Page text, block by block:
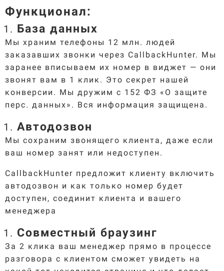
Функционал:
База данных
Мы храним телефоны 12 млн. людей
заказавших звонки через CallbackHunter. Мы
заранее вписываем их номер в виджет — они
звонят вам в 1 клик. Это секрет нашей
конверсии. Мы дружим с 152 ФЗ «О защите
перс. данных». Вся информация защищена.
Автодозвон
Мы сохраним звонящего клиента, даже если
ваш номер занят или недоступен.
CallbackHunter предложит клиенту включить
автодозвон и как только номер будет
доступен, соединит клиента и вашего
менеджера
Совместный браузинг
За 2 клика ваш менеджер прямо в процессе
разговора с клиентом сможет увидеть на